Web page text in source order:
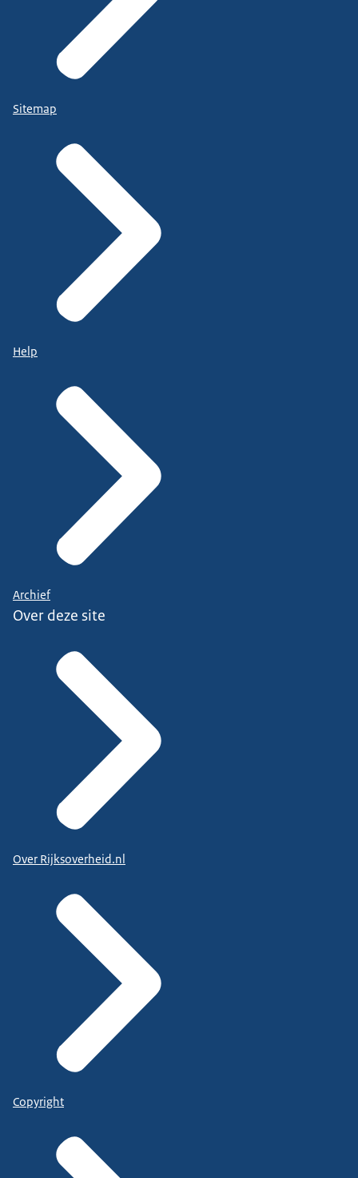
Sitemap
Help
Archief
Over deze site
Over Rijksoverheid.nl
Copyright